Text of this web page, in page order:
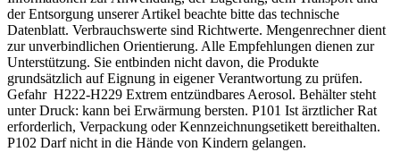
der Entsorgung unserer Artikel beachte bitte das technische
Datenblatt. Verbrauchswerte sind Richtwerte. Mengenrechner dient
zur unverbindlichen Orientierung. Alle Empfehlungen dienen zur
Unterstützung. Sie entbinden nicht davon, die Produkte
grundsätzlich auf Eignung in eigener Verantwortung zu prüfen.
Gefahr H222-H229 Extrem entzündbares Aerosol. Behälter steht
unter Druck: kann bei Erwärmung bersten. P101 Ist ärztlicher Rat
erforderlich, Verpackung oder Kennzeichnungsetikett bereithalten.
P102 Darf nicht in die Hände von Kindern gelangen.